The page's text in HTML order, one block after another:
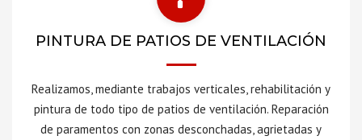
PINTURA DE PATIOS DE VENTILACIÓN
Realizamos, mediante trabajos verticales, rehabilitación y
pintura de todo tipo de patios de ventilación. Reparación
de paramentos con zonas desconchadas, agrietadas y